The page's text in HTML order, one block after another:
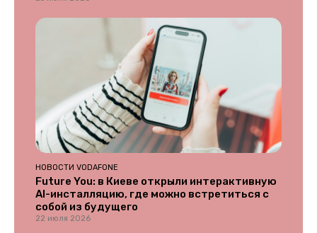
НОВОСТИ VODAFONE
Future You: в Киеве открыли интерактивную
AI-инсталляцию, где можно встретиться с
собой из будущего
22 июля 2026